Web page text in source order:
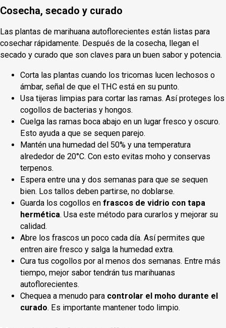
Cosecha, secado y curado
Las plantas de marihuana autoflorecientes están listas para
cosechar rápidamente. Después de la cosecha, llegan el
secado y curado que son claves para un buen sabor y potencia.
Corta las plantas cuando los tricomas lucen lechosos o
ámbar, señal de que el THC está en su punto.
Usa tijeras limpias para cortar las ramas. Así proteges los
cogollos de bacterias y hongos.
Cuelga las ramas boca abajo en un lugar fresco y oscuro.
Esto ayuda a que se sequen parejo.
Mantén una humedad del 50% y una temperatura
alrededor de 20°C. Con esto evitas moho y conservas
terpenos.
Espera entre una y dos semanas para que se sequen
bien. Los tallos deben partirse, no doblarse.
Guarda los cogollos en frascos de vidrio con tapa
hermética. Usa este método para curarlos y mejorar su
calidad.
Abre los frascos un poco cada día. Así permites que
entren aire fresco y salga la humedad extra.
Cura tus cogollos por al menos dos semanas. Entre más
tiempo, mejor sabor tendrán tus marihuanas
autoflorecientes.
Chequea a menudo para controlar el moho durante el
curado. Es importante mantener todo limpio.